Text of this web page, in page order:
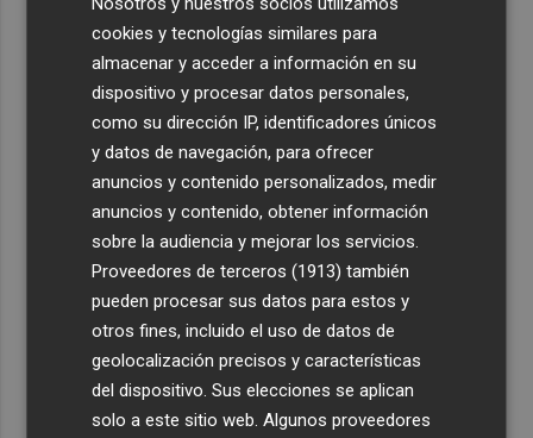
Costa
Más problemas en el lateral derecho: Monferrer sufre
una lesión muscular
San Javier da viabilidad al nuevo contrato del transporte
urbano y a un hotel de cuatro estrellas en La Manga con
324 habitaciones
Estos son los estrenos que abren la cartelera en agosto:
de la comedia 'El último mono' a una nueva entrega de
'La Patrulla Canina'
cookies y tecnologías similares para
almacenar y acceder a información en su
dispositivo y procesar datos personales,
como su dirección IP, identificadores únicos
y datos de navegación, para ofrecer
anuncios y contenido personalizados, medir
anuncios y contenido, obtener información
sobre la audiencia y mejorar los servicios.
Proveedores de terceros (1913) también
pueden procesar sus datos para estos y
otros fines, incluido el uso de datos de
geolocalización precisos y características
del dispositivo. Sus elecciones se aplican
solo a este sitio web. Algunos proveedores